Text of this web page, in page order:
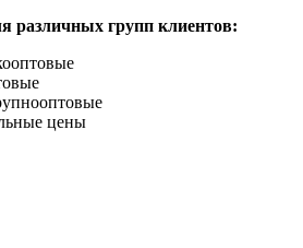
различных групп клиентов:
цены